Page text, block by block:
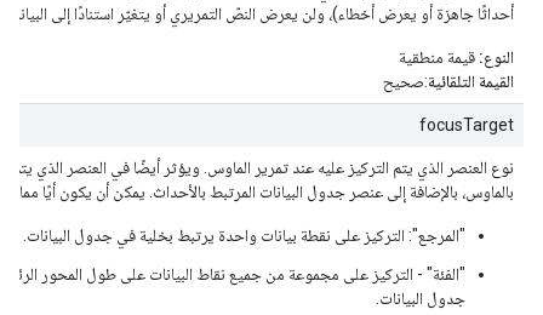
أحداثًا جاهزة أو يعرض أخطاء)، ولن يعرض النصّ التمريري أو يتغيّر استنادًا إلى
النوع: قيمة منطقية
القيمة التلقائية:صحيح
focusTarget
نوع العنصر الذي يتم التركيز عليه عند تمرير الماوس. ويؤثر أيضًا في العنصر الذي يتم
بالماوس، بالإضافة إلى عنصر جدول البيانات المرتبط بالأحداث. يمكن أن يكون أيًا مما
"المرجع": التركيز على نقطة بيانات واحدة يرتبط بخلية في جدول البيانات.
"الفئة" - التركيز على مجموعة من جميع نقاط البيانات على طول المحور
جدول البيانات.